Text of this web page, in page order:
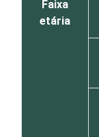
Faixa
etária